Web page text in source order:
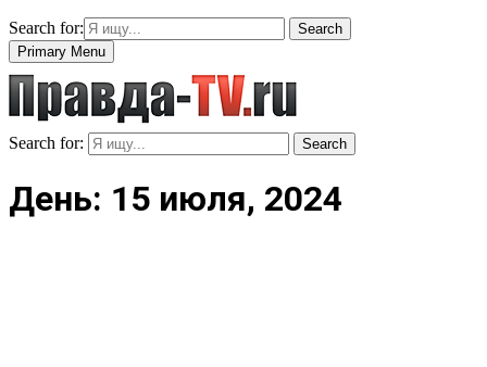
Search for:
Search
Primary Menu
Search for: Search
День: 15 июля, 2024